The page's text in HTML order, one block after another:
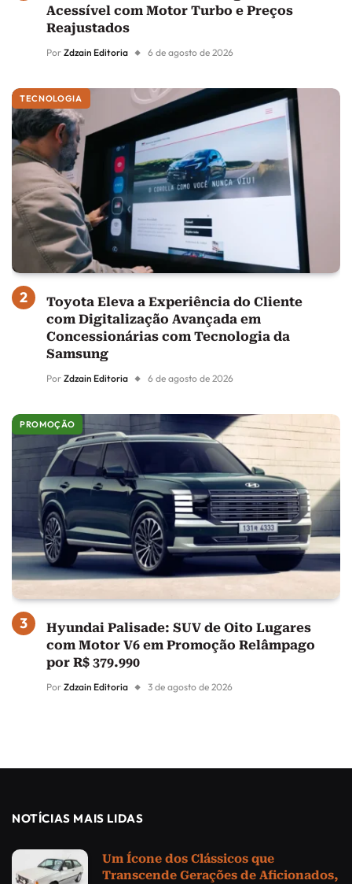
Acessível com Motor Turbo e Preços
Reajustados
Por Zdzain Editoria 6 de agosto de 2026
TECNOLOGIA
Toyota Eleva a Experiência do Cliente
com Digitalização Avançada em
Concessionárias com Tecnologia da
Samsung
Por Zdzain Editoria 6 de agosto de 2026
PROMOÇÃO
Hyundai Palisade: SUV de Oito Lugares
com Motor V6 em Promoção Relâmpago
por R$ 379.990
Por Zdzain Editoria 3 de agosto de 2026
NOTÍCIAS MAIS LIDAS
Um Ícone dos Clássicos que
Transcende Gerações de Aficionados,